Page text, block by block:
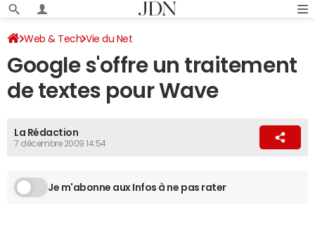
Web & Tech Vie du Net
Google s'offre un traitement
de textes pour Wave
La Rédaction
7 décembre 2009 14:54
Je m'abonne aux Infos à ne pas rater